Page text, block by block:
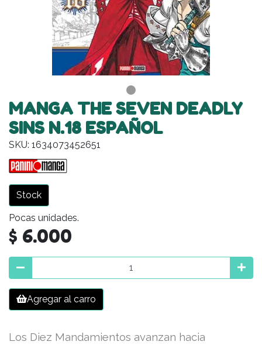
MANGA THE SEVEN DEADLY
SINS N.18 ESPAÑOL
SKU: 1634073452651
Stock
Pocas unidades.
$ 6.000
Agregar al carro
Los Diez Mandamientos avanzan hacia